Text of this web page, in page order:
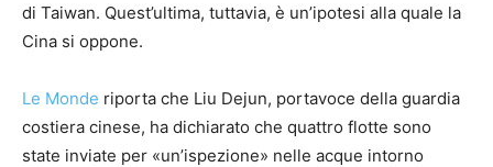
di Taiwan. Quest’ultima, tuttavia, è un’ipotesi alla quale la
Cina si oppone.
Le Monde riporta che Liu Dejun, portavoce della guardia
costiera cinese, ha dichiarato che quattro flotte sono
state inviate per «un’ispezione» nelle acque intorno